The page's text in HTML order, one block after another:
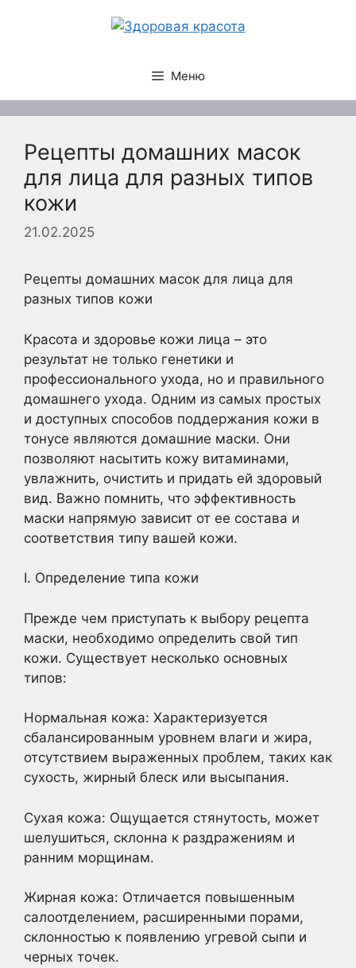
Меню
Рецепты домашних масок
для лица для разных типов
кожи
21.02.2025
Рецепты домашних масок для лица для
разных типов кожи
Красота и здоровье кожи лица – это
результат не только генетики и
профессионального ухода, но и правильного
домашнего ухода. Одним из самых простых
и доступных способов поддержания кожи в
тонусе являются домашние маски. Они
позволяют насытить кожу витаминами,
увлажнить, очистить и придать ей здоровый
вид. Важно помнить, что эффективность
маски напрямую зависит от ее состава и
соответствия типу вашей кожи.
I. Определение типа кожи
Прежде чем приступать к выбору рецепта
маски, необходимо определить свой тип
кожи. Существует несколько основных
типов:
Нормальная кожа: Характеризуется
сбалансированным уровнем влаги и жира,
отсутствием выраженных проблем, таких как
сухость, жирный блеск или высыпания.
Сухая кожа: Ощущается стянутость, может
шелушиться, склонна к раздражениям и
ранним морщинам.
Жирная кожа: Отличается повышенным
салоотделением, расширенными порами,
склонностью к появлению угревой сыпи и
черных точек.